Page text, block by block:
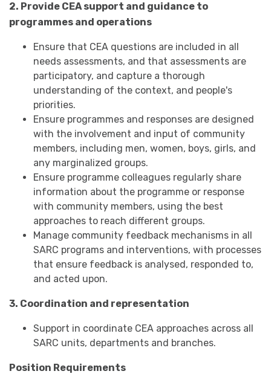
2. Provide CEA support and guidance to
programmes and operations
Ensure that CEA questions are included in all
needs assessments, and that assessments are
participatory, and capture a thorough
understanding of the context, and people's
priorities.
Ensure programmes and responses are designed
with the involvement and input of community
members, including men, women, boys, girls, and
any marginalized groups.
Ensure programme colleagues regularly share
information about the programme or response
with community members, using the best
approaches to reach different groups.
Manage community feedback mechanisms in all
SARC programs and interventions, with processes
that ensure feedback is analysed, responded to,
and acted upon.
3. Coordination and representation
Support in coordinate CEA approaches across all
SARC units, departments and branches.
Position Requirements